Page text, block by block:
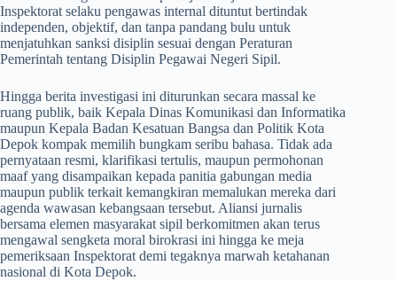
Inspektorat selaku pengawas internal dituntut bertindak
independen, objektif, dan tanpa pandang bulu untuk
menjatuhkan sanksi disiplin sesuai dengan Peraturan
Pemerintah tentang Disiplin Pegawai Negeri Sipil.
​Hingga berita investigasi ini diturunkan secara massal ke
ruang publik, baik Kepala Dinas Komunikasi dan Informatika
maupun Kepala Badan Kesatuan Bangsa dan Politik Kota
Depok kompak memilih bungkam seribu bahasa. Tidak ada
pernyataan resmi, klarifikasi tertulis, maupun permohonan
maaf yang disampaikan kepada panitia gabungan media
maupun publik terkait kemangkiran memalukan mereka dari
agenda wawasan kebangsaan tersebut. Aliansi jurnalis
bersama elemen masyarakat sipil berkomitmen akan terus
mengawal sengketa moral birokrasi ini hingga ke meja
pemeriksaan Inspektorat demi tegaknya marwah ketahanan
nasional di Kota Depok.